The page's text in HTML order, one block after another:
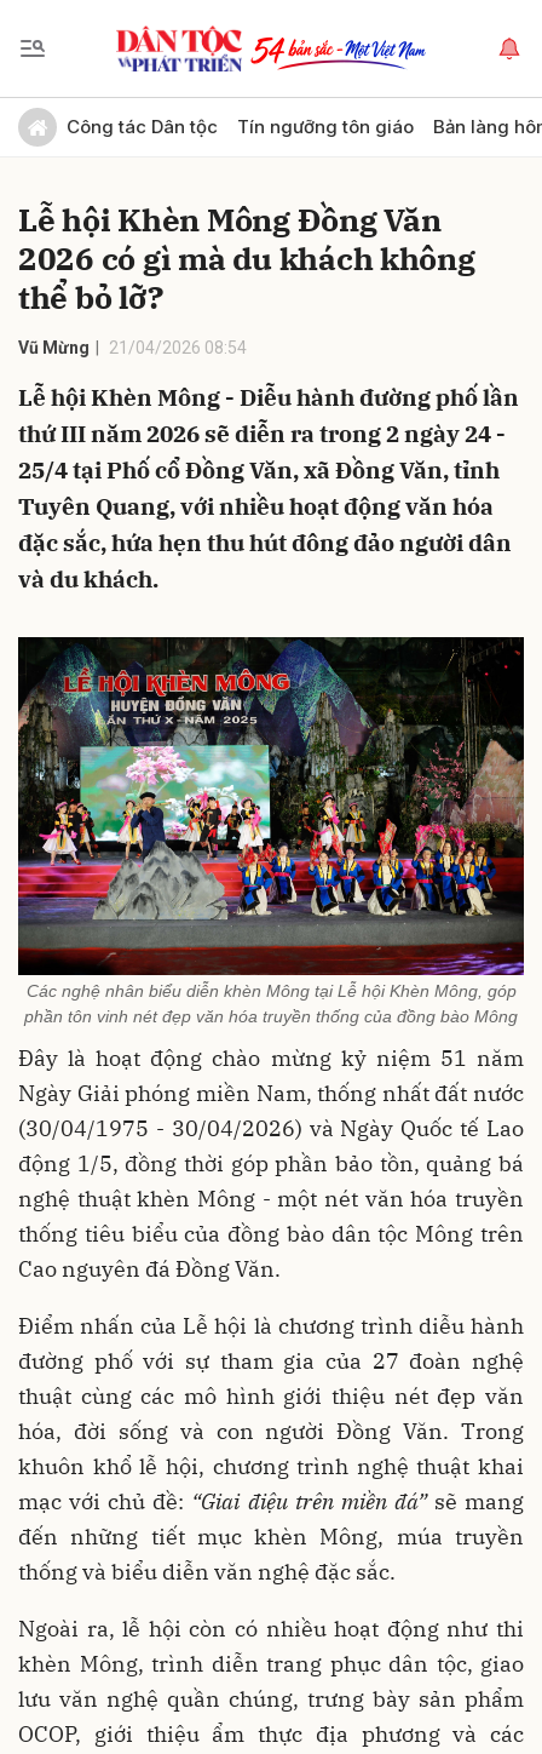
Công tác Dân tộc Tín ngưỡng tôn giáo Bản làng
Lễ hội Khèn Mông Đồng Văn
2026 có gì mà du khách không
thể bỏ lỡ?
Vũ Mừng 21/04/2026 08:54
Lễ hội Khèn Mông - Diễu hành đường phố lần
thứ III năm 2026 sẽ diễn ra trong 2 ngày 24 -
25/4 tại Phố cổ Đồng Văn, xã Đồng Văn, tỉnh
Tuyên Quang, với nhiều hoạt động văn hóa
đặc sắc, hứa hẹn thu hút đông đảo người dân
và du khách.
Các nghệ nhân biểu diễn khèn Mông tại Lễ hội Khèn Mông, góp
phần tôn vinh nét đẹp văn hóa truyền thống của đồng bào Mông
Đây là hoạt động chào mừng kỷ niệm 51 năm
Ngày Giải phóng miền Nam, thống nhất đất nước
(30/04/1975 - 30/04/2026) và Ngày Quốc tế Lao
động 1/5, đồng thời góp phần bảo tồn, quảng bá
nghệ thuật khèn Mông - một nét văn hóa truyền
thống tiêu biểu của đồng bào dân tộc Mông trên
Cao nguyên đá Đồng Văn.
Điểm nhấn của Lễ hội là chương trình diễu hành
đường phố với sự tham gia của 27 đoàn nghệ
thuật cùng các mô hình giới thiệu nét đẹp văn
hóa, đời sống và con người Đồng Văn. Trong
khuôn khổ lễ hội, chương trình nghệ thuật khai
mạc với chủ đề: “Giai điệu trên miền đá”sẽ mang
đến những tiết mục khèn Mông, múa truyền
thống và biểu diễn văn nghệ đặc sắc.
Ngoài ra, lễ hội còn có nhiều hoạt động như thi
khèn Mông, trình diễn trang phục dân tộc, giao
lưu văn nghệ quần chúng, trưng bày sản phẩm
OCOP, giới thiệu ẩm thực địa phương và các
Gửi bình luận